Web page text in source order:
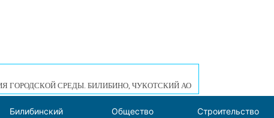
ГОРОДСКОЙ СРЕДЫ. БИЛИБИНО, ЧУКОТСКИЙ АО
Билибинский
Общество
Строительство